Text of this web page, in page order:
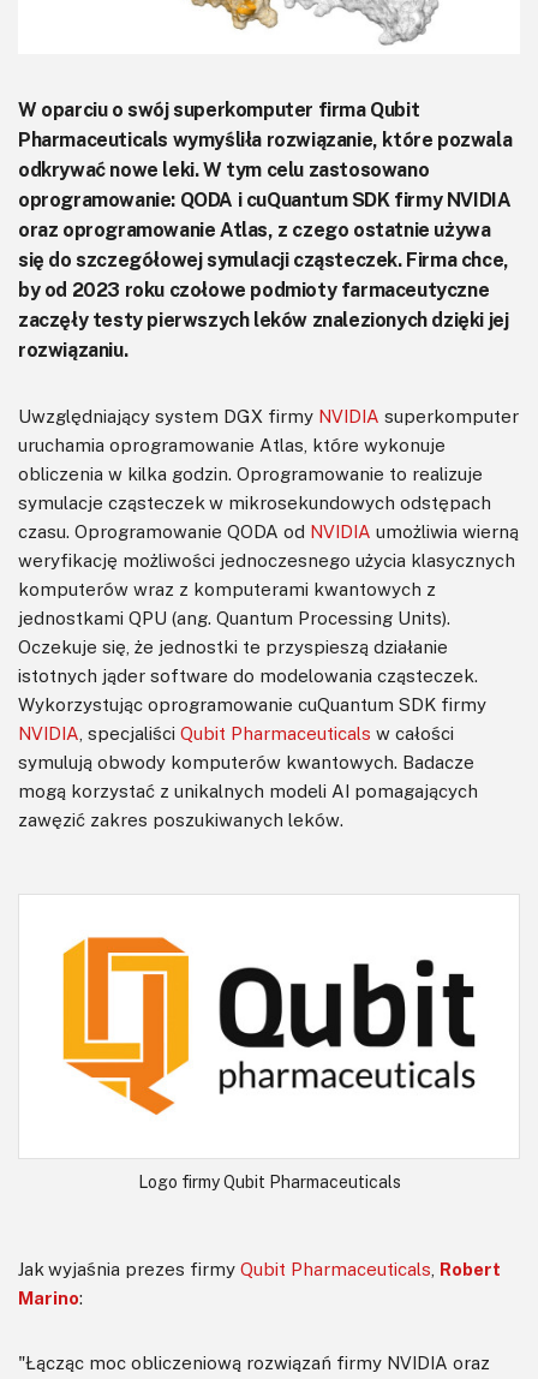
Do pobrania
W oparciu o swój superkomputer firma Qubit
Pharmaceuticals wymyśliła rozwiązanie, które pozwala
odkrywać nowe leki. W tym celu zastosowano
oprogramowanie: QODA i cuQuantum SDK firmy NVIDIA
oraz oprogramowanie Atlas, z czego ostatnie używa
się do szczegółowej symulacji cząsteczek. Firma chce,
by od 2023 roku czołowe podmioty farmaceutyczne
zaczęły testy pierwszych leków znalezionych dzięki jej
rozwiązaniu.
Uwzględniający system DGX firmy NVIDIA superkomputer
uruchamia oprogramowanie Atlas, które wykonuje
obliczenia w kilka godzin. Oprogramowanie to realizuje
symulacje cząsteczek w mikrosekundowych odstępach
czasu. Oprogramowanie QODA od NVIDIA umożliwia wierną
weryfikację możliwości jednoczesnego użycia klasycznych
komputerów wraz z komputerami kwantowych z
jednostkami QPU (ang. Quantum Processing Units).
Oczekuje się, że jednostki te przyspieszą działanie
istotnych jąder software do modelowania cząsteczek.
Wykorzystując oprogramowanie cuQuantum SDK firmy
NVIDIA , specjaliści Qubit Pharmaceuticals w całości
symulują obwody komputerów kwantowych. Badacze
mogą korzystać z unikalnych modeli AI pomagających
zawęzić zakres poszukiwanych leków.
Logo firmy Qubit Pharmaceuticals
Jak wyjaśnia prezes firmy Qubit Pharmaceuticals Robert
Marino:
"Łącząc moc obliczeniową rozwiązań firmy NVIDIA oraz